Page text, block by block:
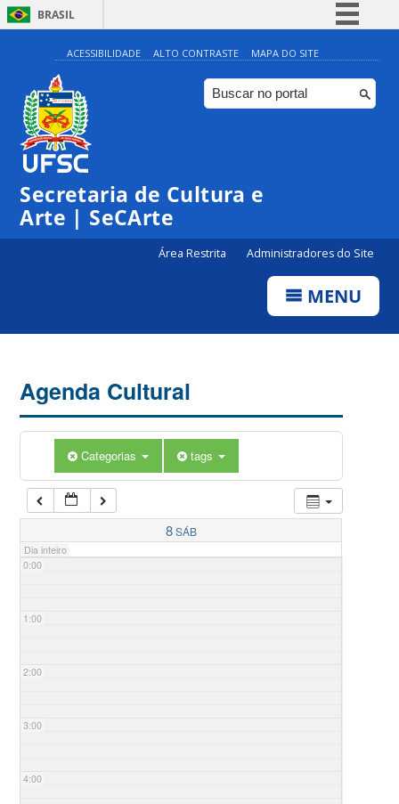
BRASIL
Simplifique!
Comunica BR
Participe
ACESSIBILIDADE ALTO CONTRASTE MAPA DO SITE
Secretaria de Cultura e
Arte | SeCArte
Área Restrita Administradores do Site
MENU
Agenda Cultural
Categorias tags
8SÁB
Dia inteiro
0:00
1:00
2:00
3:00
4:00